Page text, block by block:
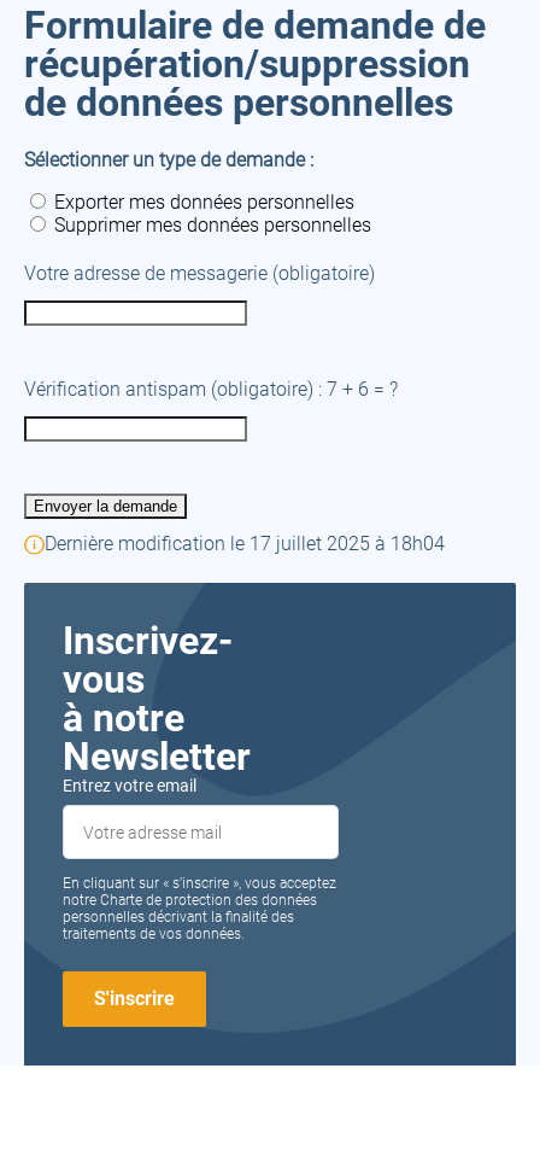
Formulaire de demande de
récupération/suppression
de données personnelles
Sélectionner un type de demande :
Exporter mes données personnelles
Supprimer mes données personnelles
Votre adresse de messagerie (obligatoire)
Vérification antispam (obligatoire) : 7 + 6 = ?
Dernière modification le 17 juillet 2025 à 18h04
Inscrivez-
vous
à notre
Newsletter
Entrez votre email
En cliquant sur « s’inscrire », vous acceptez
notre Charte de protection des données
personnelles décrivant la finalité des
traitements de vos données.